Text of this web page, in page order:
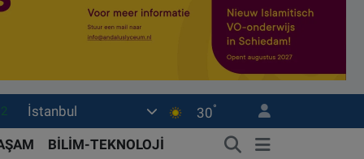
İstanbul 30°
BİLİM-TEKNOLOJİ